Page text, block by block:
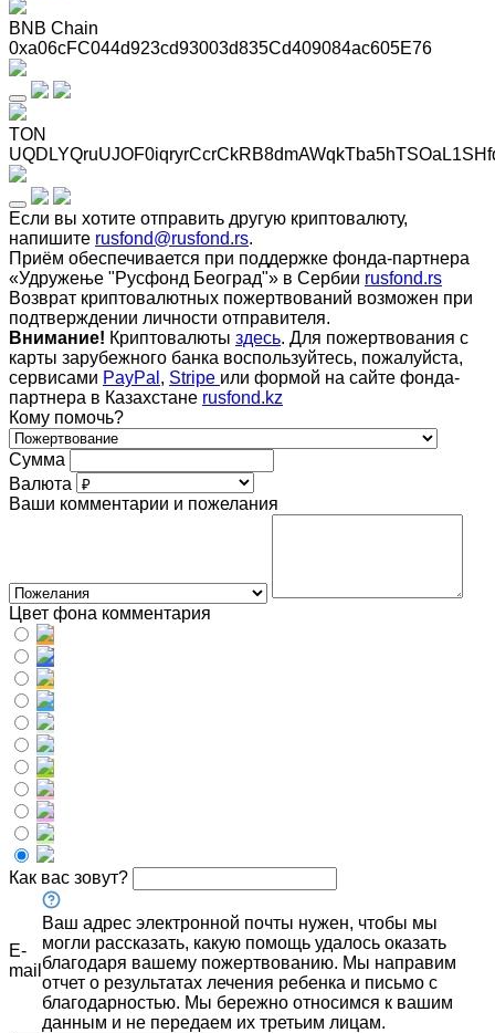
BNB Chain
0xa06cFC044d923cd93003d835Cd409084ac605E76
TON
Если вы хотите отправить другую криптовалюту,
напишите rusfond@rusfond.rs.
Приём обеспечивается при поддержке фонда-партнера
«Удружење "Русфонд Београд"» в Сербии rusfond.rs
Возврат криптовалютных пожертвований возможен при
подтверждении личности отправителя.
Внимание! Криптовалюты здесь. Для пожертвования с
карты зарубежного банка воспользуйтесь, пожалуйста,
сервисами PayPal , Stripe или формой на сайте фонда-
партнера в Казахстане rusfond.kz
Кому помочь?
Сумма
Валюта
Ваши комментарии и пожелания
Цвет фона комментария
Как вас зовут?
E-
mail
Ваш адрес электронной почты нужен, чтобы мы
могли рассказать, какую помощь удалось оказать
благодаря вашему пожертвованию. Мы направим
отчет о результатах лечения ребенка и письмо с
благодарностью. Мы бережно относимся к вашим
данным и не передаем их третьим лицам.